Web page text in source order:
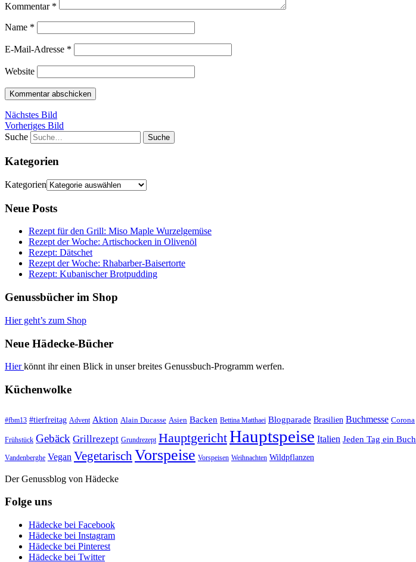
Kommentar *
Name *
E-Mail-Adresse *
Website
Nächstes Bild
Vorheriges Bild
Suche
Kategorien
Kategorien
Neue Posts
Rezept für den Grill: Miso Maple Wurzelgemüse
Rezept der Woche: Artischocken in Olivenöl
Rezept: Dätschet
Rezept der Woche: Rhabarber-Baisertorte
Rezept: Kubanischer Brotpudding
Genussbücher im Shop
Hier geht’s zum Shop
Neue Hädecke-Bücher
Hierkönnt ihr einen Blick in unser breites Genussbuch-Programm werfen.
Küchenwolke
#fbm13 #tierfreitag Advent Aktion Alain Ducasse Asien Backen Bettina Matthaei Blogparade Brasilien Buchmesse Corona
Frühstück Gebäck Grillrezept Grundrezept HauptgerichtHauptspeise Italien Jeden Tag ein Buch
Vandenberghe Vegan Vegetarisch Vorspeise Vorspeisen Weihnachten Wildpflanzen
Der Genussblog von Hädecke
Folge uns
Hädecke bei Facebook
Hädecke bei Instagram
Hädecke bei Pinterest
Hädecke bei Twitter